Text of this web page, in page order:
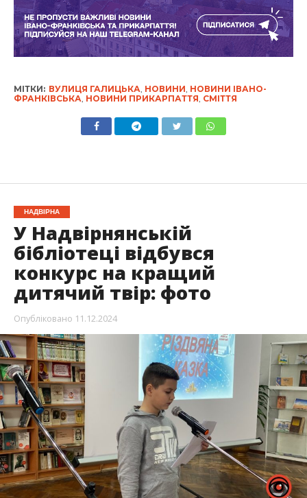
МІТКИ: ВУЛИЦЯ ГАЛИЦЬКА НОВИНИ НОВИНИ ІВАНО-
ФРАНКІВСЬКА НОВИНИ ПРИКАРПАТТЯ СМІТТЯ
НАДВІРНА
У Надвірнянській
бібліотеці відбувся
конкурс на кращий
дитячий твір: фото
Опубліковано 11.12.2024